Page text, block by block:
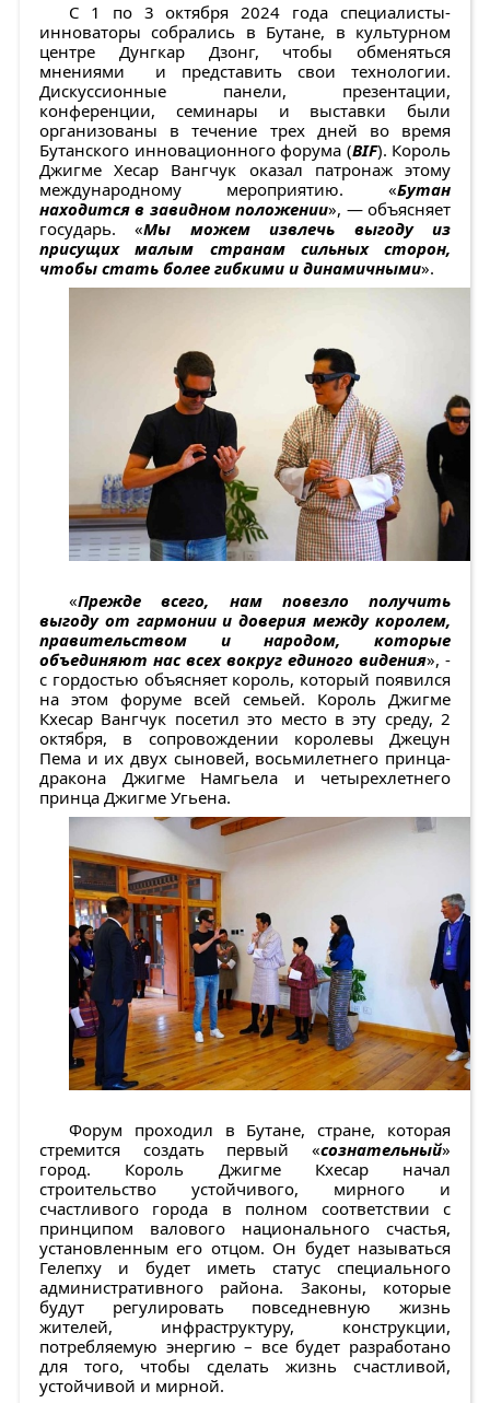
С 1 по 3 октября 2024 года специалисты-
инноваторы собрались в Бутане, в культурном
центре Дунгкар Дзонг, чтобы обменяться
мнениями и представить свои технологии.
Дискуссионные панели, презентации,
конференции, семинары и выставки были
организованы в течение трех дней во время
Бутанского инновационного форума (BIF). Король
Джигме Хесар Вангчук оказал патронаж этому
международному мероприятию. «Бутан
находится в завидном положении», — объясняет
государь. «Мы можем извлечь выгоду из
присущих малым странам сильных сторон,
чтобы стать более гибкими и динамичными».
«Прежде всего, нам повезло получить
выгоду от гармонии и доверия между королем,
правительством и народом, которые
объединяют нас всех вокруг единого видения», -
с гордостью объясняет король, который появился
на этом форуме всей семьей. Король Джигме
Кхесар Вангчук посетил это место в эту среду, 2
октября, в сопровождении королевы Джецун
Пема и их двух сыновей, восьмилетнего принца-
дракона Джигме Намгьела и четырехлетнего
принца Джигме Угьена.
Форум проходил в Бутане, стране, которая
стремится создать первый «сознательный»
город. Король Джигме Кхесар начал
строительство устойчивого, мирного и
счастливого города в полном соответствии с
принципом валового национального счастья,
установленным его отцом. Он будет называться
Гелепху и будет иметь статус специального
административного района. Законы, которые
будут регулировать повседневную жизнь
жителей, инфраструктуру, конструкции,
потребляемую энергию – все будет разработано
для того, чтобы сделать жизнь счастливой,
устойчивой и мирной.